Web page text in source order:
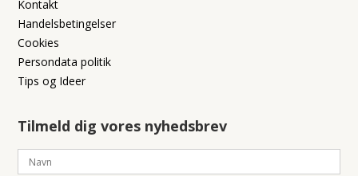
Kontakt
Handelsbetingelser
Cookies
Persondata politik
Tips og Ideer
Tilmeld dig vores nyhedsbrev